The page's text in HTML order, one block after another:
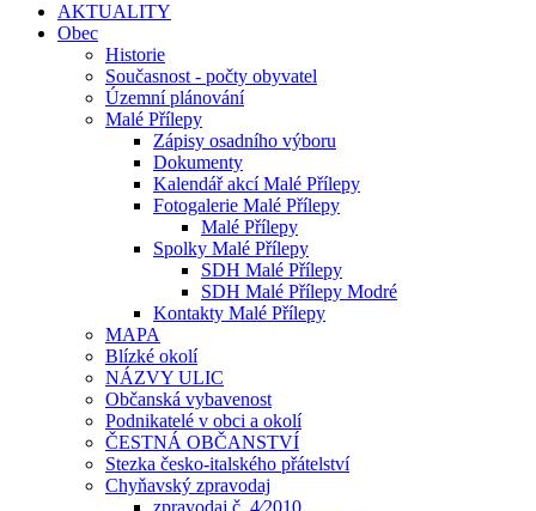
AKTUALITY
Obec
Historie
Současnost - počty obyvatel
Územní plánování
Malé Přílepy
Zápisy osadního výboru
Dokumenty
Kalendář akcí Malé Přílepy
Fotogalerie Malé Přílepy
Malé Přílepy
Spolky Malé Přílepy
SDH Malé Přílepy
SDH Malé Přílepy Modré
Kontakty Malé Přílepy
MAPA
Blízké okolí
NÁZVY ULIC
Občanská vybavenost
Podnikatelé v obci a okolí
ČESTNÁ OBČANSTVÍ
Stezka česko-italského přátelství
Chyňavský zpravodaj
zpravodaj č. 4⁄2010